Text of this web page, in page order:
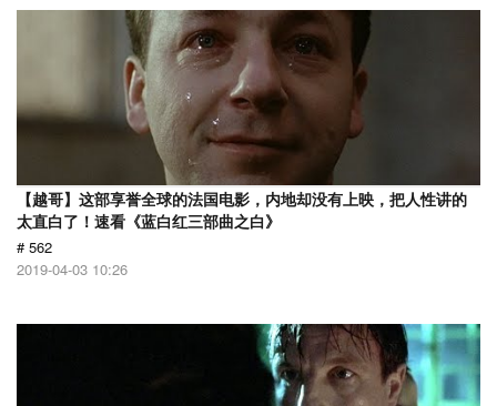
【越哥】这部享誉全球的法国电影，内地却没有上映，把人性讲的
太直白了！速看《蓝白红三部曲之白》
# 562
2019-04-03 10:26